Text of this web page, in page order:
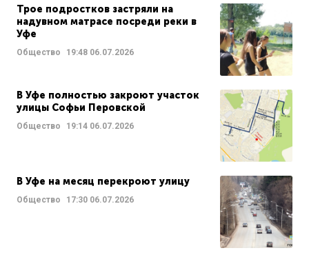
Трое подростков застряли на
надувном матрасе посреди реки в
Уфе
Общество 19:48 06.07.2026
В Уфе полностью закроют участок
улицы Софьи Перовской
Общество 19:14 06.07.2026
В Уфе на месяц перекроют улицу
Общество 17:30 06.07.2026